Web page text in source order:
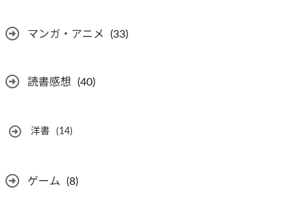
マンガ・アニメ (33)
読書感想 (40)
洋書 (14)
ゲーム (8)